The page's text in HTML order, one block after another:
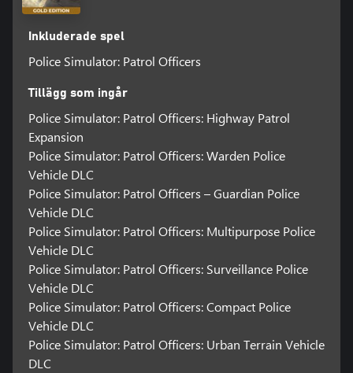
Inkluderade spel
Police Simulator: Patrol Officers
Tillägg som ingår
Police Simulator: Patrol Officers: Highway Patrol
Expansion
Police Simulator: Patrol Officers: Warden Police
Vehicle DLC
Police Simulator: Patrol Officers – Guardian Police
Vehicle DLC
Police Simulator: Patrol Officers: Multipurpose Police
Vehicle DLC
Police Simulator: Patrol Officers: Surveillance Police
Vehicle DLC
Police Simulator: Patrol Officers: Compact Police
Vehicle DLC
Police Simulator: Patrol Officers: Urban Terrain Vehicle
DLC